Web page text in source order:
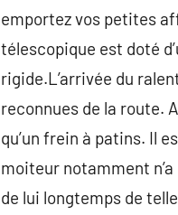
emportez vos petites
télescopique est doté
rigide.L’arrivée du
reconnues de la route.
qu’un frein à patins. Il
moiteur notamment
de lui longtemps de